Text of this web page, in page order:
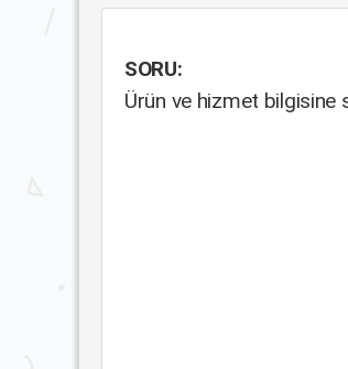
SORU:
Ürün ve hizmet bilgisine